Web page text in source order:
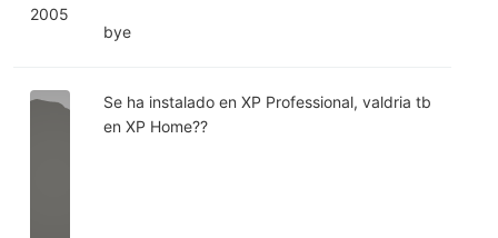
2005
bye
Se ha instalado en XP Professional, valdria tb
en XP Home??